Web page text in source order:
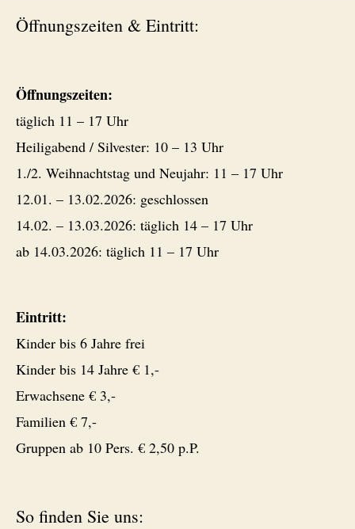
Öffnungszeiten & Eintritt:
Öffnungszeiten:
täglich 11 – 17 Uhr
Heiligabend / Silvester: 10 – 13 Uhr
1./2. Weihnachtstag und Neujahr: 11 – 17 Uhr
12.01. – 13.02.2026: geschlossen
14.02. – 13.03.2026: täglich 14 – 17 Uhr
ab 14.03.2026: täglich 11 – 17 Uhr
Eintritt:
Kinder bis 6 Jahre frei
Kinder bis 14 Jahre € 1,-
Erwachsene € 3,-
Familien € 7,-
Gruppen ab 10 Pers. € 2,50 p.P.
So finden Sie uns: